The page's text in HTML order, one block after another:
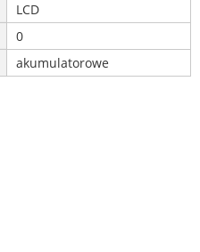
LCD
0
akumulatorowe